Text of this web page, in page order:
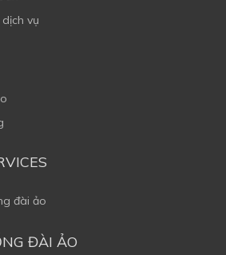
vụ
đài ảo
ĐÀI ẢO